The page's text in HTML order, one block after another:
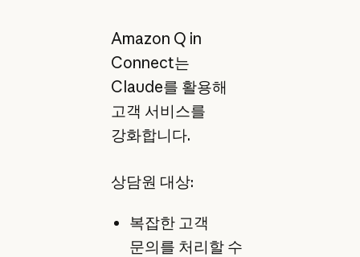
Amazon Q in
Connect는
Claude를 활용해
고객 서비스를
강화합니다.
상담원 대상:
복잡한 고객
문의를 처리할 수